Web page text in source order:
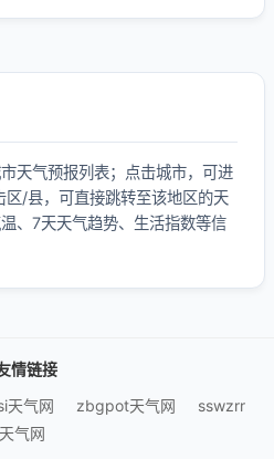
天气预报列表；点击城市，可进
区/县，可直接跳转至该地区的天
、7天天气趋势、生活指数等信
情链接
天气网 zbgpot天气网
sswzrr
天气网